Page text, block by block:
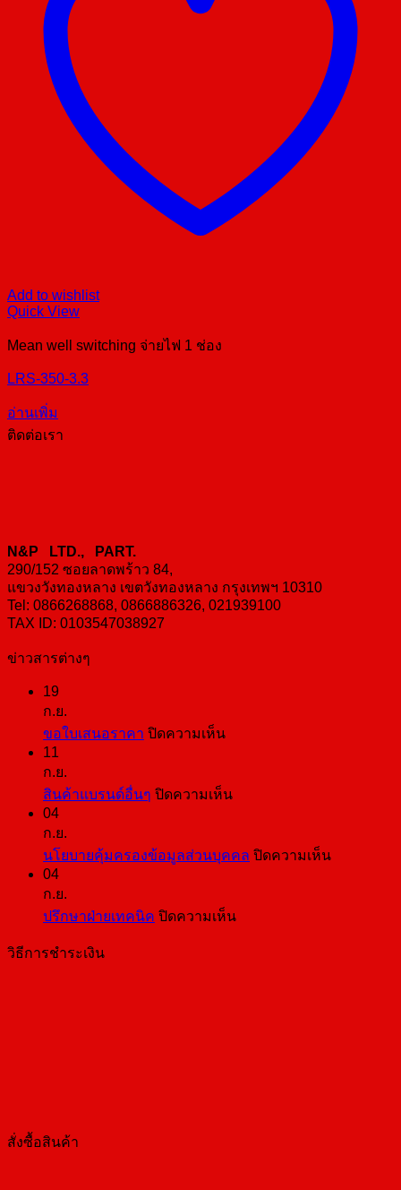
Add to wishlist
Quick View
Mean well switching จ่ายไฟ 1 ช่อง
LRS-350-3.3
อ่านเพิ่ม
ติดต่อเรา
N&P LTD., PART.
290/152 ซอยลาดพร้าว 84,
แขวงวังทองหลาง เขตวังทองหลาง กรุงเทพฯ 10310
Tel: 0866268868, 0866886326, 021939100
TAX ID: 0103547038927
ข่าวสารต่างๆ
19
ก.ย.
ขอใบเสนอราคา ปิดความเห็นบน
เสนอ
11
ก.ย.
สินค้าแบรนด์อื่นๆ ปิดความเห็นบน
รนด์
04
ก.ย.
นโยบายคุ้มครองข้อมูลส่วนบุคคล ปิดความเห็นบน
04
ก.ย.
ปรึกษาฝ่ายเทคนิค ปิดความเห็นบน
วิธีการชำระเงิน
สั่งซื้อสินค้า